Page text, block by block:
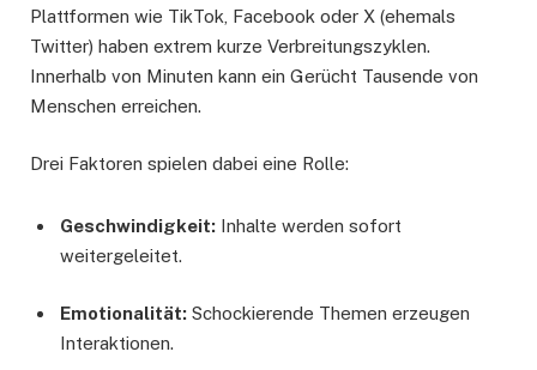
Plattformen wie TikTok, Facebook oder X (ehemals
Twitter) haben extrem kurze Verbreitungszyklen.
Innerhalb von Minuten kann ein Gerücht Tausende von
Menschen erreichen.
Drei Faktoren spielen dabei eine Rolle:
Geschwindigkeit: Inhalte werden sofort
weitergeleitet.
Emotionalität: Schockierende Themen erzeugen
Interaktionen.